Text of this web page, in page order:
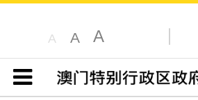
A A A
目录